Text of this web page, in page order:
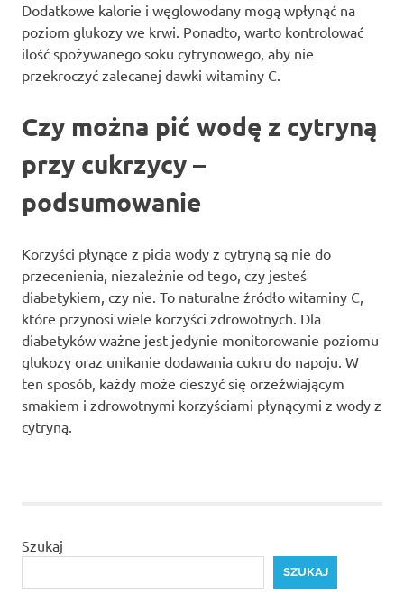
Dodatkowe kalorie i węglowodany mogą wpłynąć na
poziom glukozy we krwi. Ponadto, warto kontrolować
ilość spożywanego soku cytrynowego, aby nie
przekroczyć zalecanej dawki witaminy C.
Czy można pić wodę z cytryną
przy cukrzycy –
podsumowanie
Korzyści płynące z picia wody z cytryną są nie do
przecenienia, niezależnie od tego, czy jesteś
diabetykiem, czy nie. To naturalne źródło witaminy C,
które przynosi wiele korzyści zdrowotnych. Dla
diabetyków ważne jest jedynie monitorowanie poziomu
glukozy oraz unikanie dodawania cukru do napoju. W
ten sposób, każdy może cieszyć się orzeźwiającym
smakiem i zdrowotnymi korzyściami płynącymi z wody z
cytryną.
Szukaj
SZUKAJ